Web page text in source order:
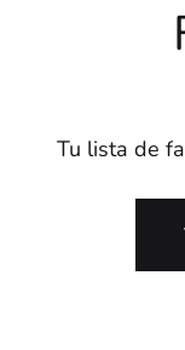
Tu lista de